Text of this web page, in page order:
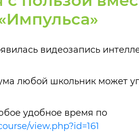
видеозапись
любой школьник может
удобное время по
view.php?id=161